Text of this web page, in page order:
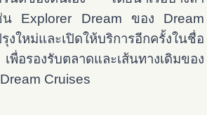
น Explorer Dream ของ Dream
ใหม่และเปิดให้บริการอีกครั้งในชื่อ
รองรับตลาดและเส้นทางเดิมของ
Cruises